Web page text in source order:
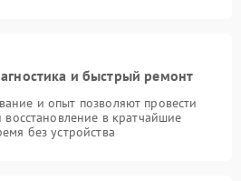
и быстрый ремонт
и опыт позволяют провести
восстановление в кратчайшие
без устройства